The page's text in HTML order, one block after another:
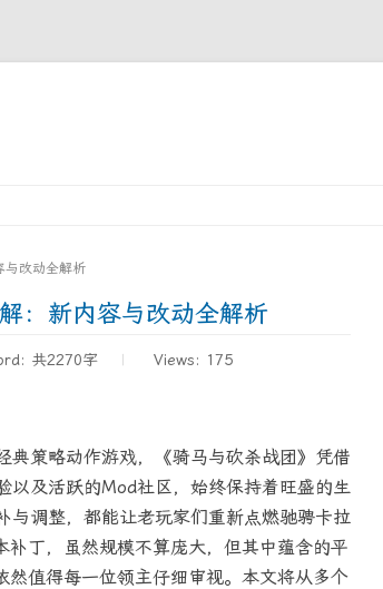
与改动全解析
：新内容与改动全解析
共2270字 Views: 175
典策略动作游戏，《骑马与砍杀战团》凭借
以及活跃的Mod社区，始终保持着旺盛的生
与调整，都能让老玩家们重新点燃驰骋卡拉
丁，虽然规模不算庞大，但其中蕴含的平
值得每一位领主仔细审视。本文将从多个